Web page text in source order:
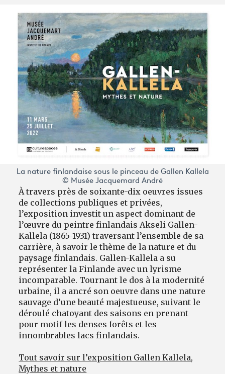
La nature finlandaise sous le pinceau de Gallen Kallela
© Musée Jacquemard André
À travers près de soixante-dix oeuvres issues
de collections publiques et privées,
l’exposition investit un aspect dominant de
l’œuvre du peintre finlandais Akseli Gallen-
Kallela (1865-1931) traversant l’ensemble de sa
carrière, à savoir le thème de la nature et du
paysage finlandais. Gallen-Kallela a su
représenter la Finlande avec un lyrisme
incomparable. Tournant le dos à la modernité
urbaine, il a ancré son oeuvre dans une nature
sauvage d’une beauté majestueuse, suivant le
déroulé chatoyant des saisons en prenant
pour motif les denses forêts et les
innombrables lacs finlandais.
Tout savoir sur l’exposition Gallen Kallela,
Mythes et nature